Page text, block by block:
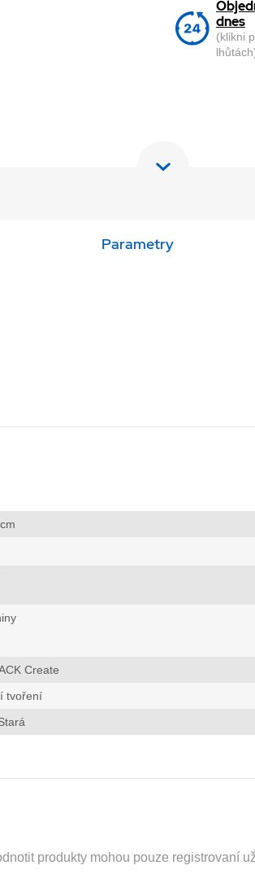
dnes
(klikni
Parametry
Create
tvoření
produkty mohou pouze registrovaní